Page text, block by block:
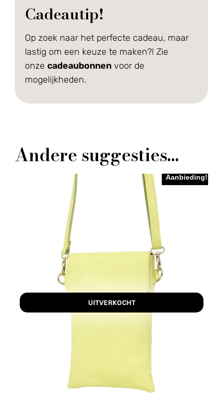
Cadeautip!
Op zoek naar het perfecte cadeau, maar
lastig om een keuze te maken?! Zie
onze cadeaubonnen voor de
mogelijkheden.
Andere suggesties…
Aanbieding!
UITVERKOCHT